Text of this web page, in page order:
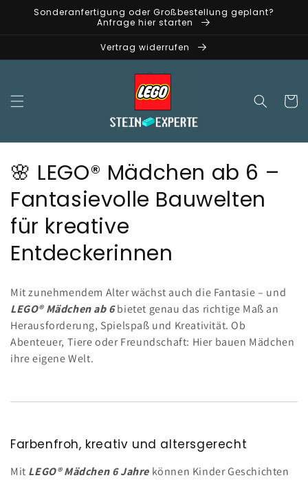
zumSonderanfertigung oder Großbestellung geplant?
Anfrage hier starten
Vertrag widerrufen
K
a
t
e
o
r
i
🌸 LEGO® Mädchen ab 6 –
Fantasievolle Bauwelten
für kreative
Entdeckerinnen
Mit zunehmendem Alter wächst auch die Fantasie – und
LEGO® Mädchen ab 6bietet genau das richtige Maß an
Herausforderung, Spielspaß und Kreativität. Ob
Abenteuer, Tiere oder Freundschaft: Hier bauen Mädchen
ihre eigene Welt.
Farbenfroh, kreativ und altersgerecht
Mit LEGO® Mädchen 6 Jahre können Kinder Geschichten